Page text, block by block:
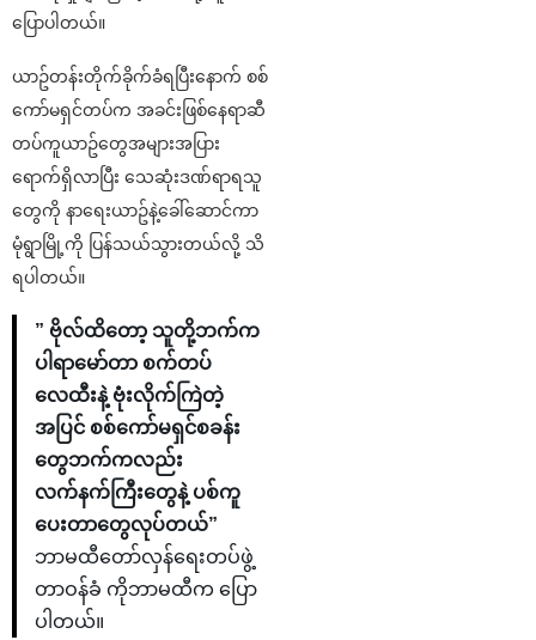
ပြောပါတယ်။
ယာဥ်တန်းတိုက်ခိုက်ခံရပြီးနောက် စစ်
ကော်မရှင်တပ်က အခင်းဖြစ်နေရာဆီ
တပ်ကူယာဥ်တွေအများအပြား
ရောက်ရှိလာပြီး သေဆုံးဒဏ်ရာရသူ
တွေကို နာရေးယာဥ်နဲ့ခေါ်ဆောင်ကာ
မုံရွာမြို့ကို ပြန်သယ်သွားတယ်လို့ သိ
ရပါတယ်။
” ဗိုလ်ထိတော့ သူတို့ဘက်က
ပါရာမော်တာ စက်တပ်
လေထီးနဲ့ ဗုံးလိုက်ကြဲတဲ့
အပြင် စစ်ကော်မရှင်စခန်း
တွေဘက်ကလည်း
လက်နက်ကြီးတွေနဲ့ ပစ်ကူ
ပေးတာတွေလုပ်တယ်”
ဘာမထီတော်လှန်ရေးတပ်ဖွဲ့
တာဝန်ခံ ကိုဘာမထီက ပြော
ပါတယ်။